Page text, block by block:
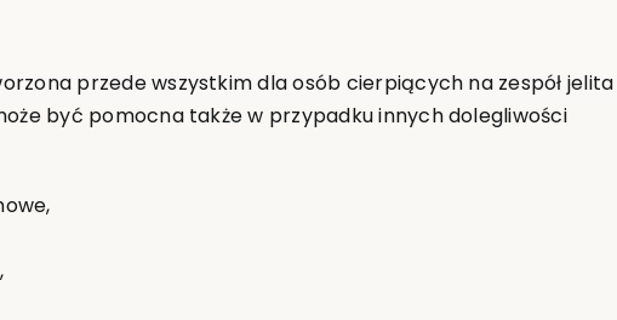
przede wszystkim dla osób cierpiących na zespół jelita
być pomocna także w przypadku innych dolegliwości